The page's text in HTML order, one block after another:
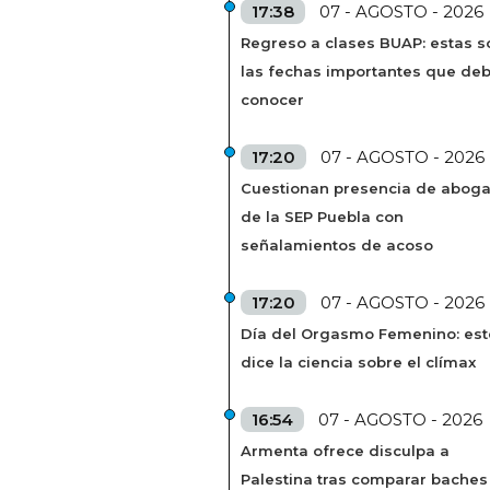
17:38 07 - AGOSTO - 2026
Regreso a clases BUAP: estas
las fechas importantes que
conocer
17:20 07 - AGOSTO - 2026
Cuestionan presencia de
de la SEP Puebla con
señalamientos de acoso
17:20 07 - AGOSTO - 2026
Día del Orgasmo Femenino:
dice la ciencia sobre el clímax
16:54 07 - AGOSTO - 2026
Armenta ofrece disculpa a
Palestina tras comparar baches